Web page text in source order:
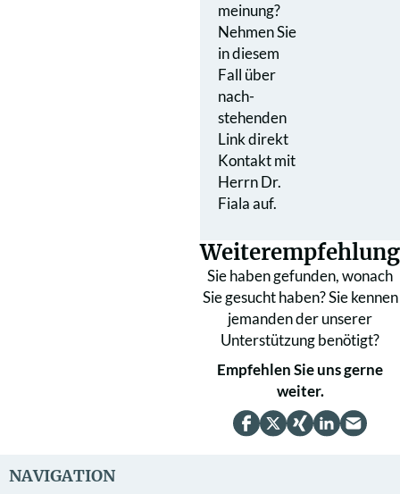
NAVIGATION
meinung?
Nehmen Sie
in diesem
Fall über
nach­
stehenden
Link direkt
Kontakt mit
Herrn Dr.
Fiala auf.
Weiterempfehlung
Sie haben gefunden, wonach
Sie gesucht haben? Sie kennen
jemanden der unserer
Unterstützung benötigt?
Empfehlen Sie uns gerne
weiter.